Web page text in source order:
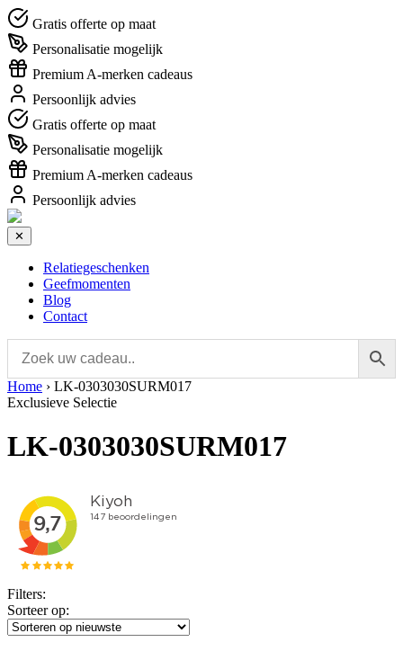
Gratis offerte op maat
Personalisatie mogelijk
Premium A-merken cadeaus
Persoonlijk advies
Gratis offerte op maat
Personalisatie mogelijk
Premium A-merken cadeaus
Persoonlijk advies
✕
Relatiegeschenken
Geefmomenten
Blog
Contact
Home › LK-0303030SURM017
Exclusieve Selectie
LK-0303030SURM017
Filters:
Sorteer op: